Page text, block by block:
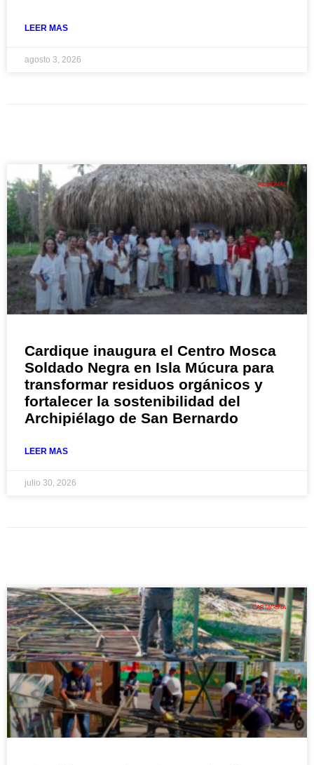
LEER MAS
agosto 3, 2026
REGIONAL
Cardique inaugura el Centro Mosca
Soldado Negra en Isla Múcura para
transformar residuos orgánicos y
fortalecer la sostenibilidad del
Archipiélago de San Bernardo
LEER MAS
julio 30, 2026
CARTAGENA